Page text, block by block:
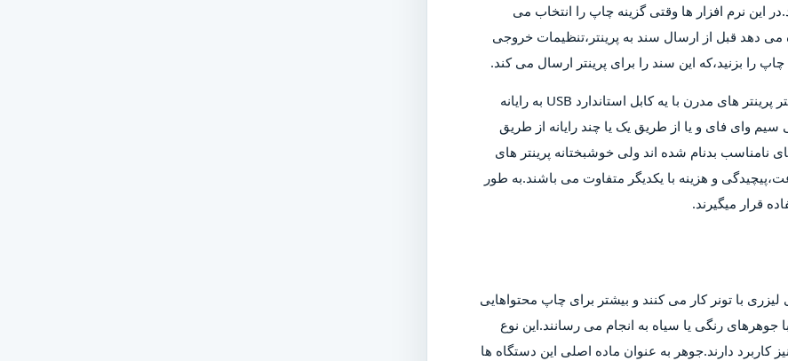
این نرم افزار ها وقتی گزینه چاپ را انتخاب می
می دهد قبل از ارسال سند به پرینتر،تنظیمات خروجی
را بزنید،که این سند را برای پرینتر ارسال می کند.
البته برای چاپ این سند،پرینتر باید روشن و به رایانه متصل شود.بیشتر پرینتر های مدرن با یه کابل استاندارد USB به رایانه
وای فای و یا از طریق یک یا چند رایانه از طریق
بدنام شده اند ولی خوشبختانه پرینتر های
و هزینه با یکدیگر متفاوت می باشند.به طور
قرار میگیرند.
با تونر کار می کنند و بیشتر برای چاپ محتواهایی
رنگی یا سیاه به انجام می رسانند.این نوع
دارند.جوهر به عنوان ماده اصلی این دستگاه ها